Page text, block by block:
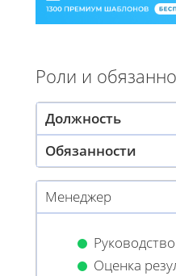
Роли и
Должность
Обязанности
Менеджер
Оценка